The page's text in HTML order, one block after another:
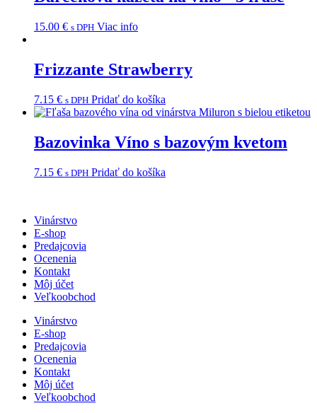
15.00 € s DPH Viac info
Frizzante Strawberry
7.15 € s DPH Pridať do košíka
Bazovinka Víno s bazovým kvetom
7.15 € s DPH Pridať do košíka
Vinárstvo
E-shop
Predajcovia
Ocenenia
Kontakt
Môj účet
Veľkoobchod
Vinárstvo
E-shop
Predajcovia
Ocenenia
Kontakt
Môj účet
Veľkoobchod